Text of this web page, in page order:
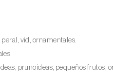
vid, ornamentales.
prunoideas, pequeños frutos,